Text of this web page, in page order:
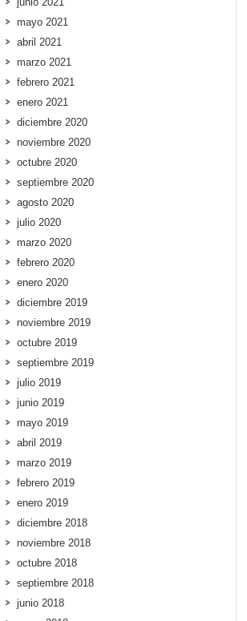
mayo 2021
abril 2021
marzo 2021
febrero 2021
enero 2021
diciembre 2020
noviembre 2020
octubre 2020
septiembre 2020
agosto 2020
julio 2020
marzo 2020
febrero 2020
enero 2020
diciembre 2019
noviembre 2019
octubre 2019
septiembre 2019
julio 2019
junio 2019
mayo 2019
abril 2019
marzo 2019
febrero 2019
enero 2019
diciembre 2018
noviembre 2018
octubre 2018
septiembre 2018
junio 2018